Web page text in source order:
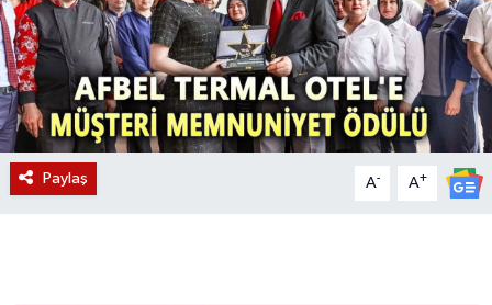
Paylaş A- A+